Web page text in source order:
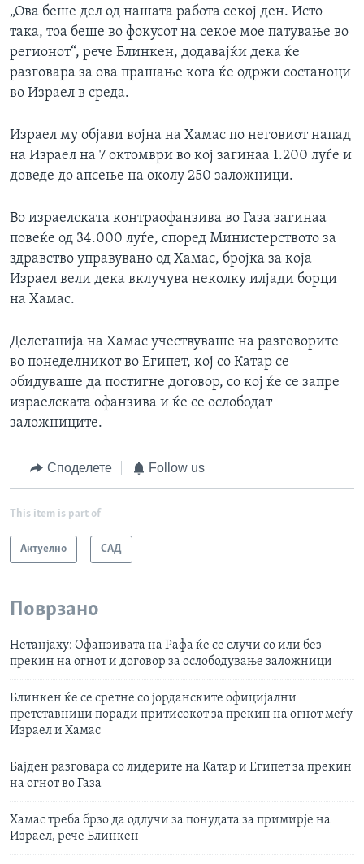
„Ова беше дел од нашата работа секој ден. Исто
така, тоа беше во фокусот на секое мое патување во
регионот“, рече Блинкен, додавајќи дека ќе
разговара за ова прашање кога ќе одржи состаноци
во Израел в среда.
Израел му објави војна на Хамас по неговиот напад
на Израел на 7 октомври во кој загинаа 1.200 луѓе и
доведе до апсење на околу 250 заложници.
Во израелската контраофанзива во Газа загинаа
повеќе од 34.000 луѓе, според Министерството за
здравство управувано од Хамас, бројка за која
Израел вели дека вклучува неколку илјади борци
на Хамас.
Делегација на Хамас учествуваше на разговорите
во понеделникот во Египет, кој со Катар се
обидуваше да постигне договор, со кој ќе се запре
израелската офанзива и ќе се ослободат
заложниците.
Споделете Follow us
This item is part of
Актуелно САД
Поврзано
Нетанјаху: Офанзивата на Рафа ќе се случи со или без
прекин на огнот и договор за ослободување заложници
Блинкен ќе се сретне со јорданските официјални
претставници поради притисокот за прекин на огнот меѓу
Израел и Хамас
Бајден разговара со лидерите на Катар и Египет за прекин
на огнот во Газа
Хамас треба брзо да одлучи за понудата за примирје на
Израел, рече Блинкен